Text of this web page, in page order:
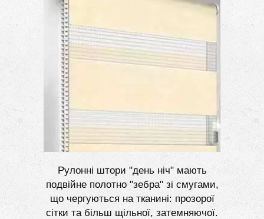
Рулонні штори "день ніч" мають
подвійне полотно "зебра" зі смугами,
що чергуються на тканині: прозорої
сітки та більш щільної, затемняючої.